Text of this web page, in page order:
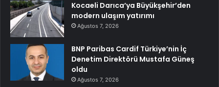
Kocaeli Darıca’ya Büyükşehir’den
modern ulaşım yatırımı
Ağustos 7, 2026
BNP Paribas Cardif Türkiye’nin İç
Denetim Direktörü Mustafa Güneş
oldu
Ağustos 7, 2026